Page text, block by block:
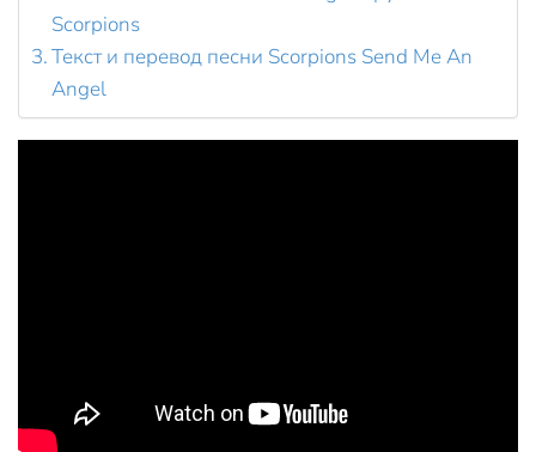
Scorpions
Текст и перевод песни Scorpions Send Me An
Angel